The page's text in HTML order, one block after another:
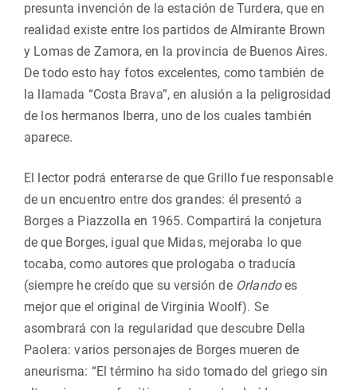
presunta invención de la estación de Turdera, que en
realidad existe entre los partidos de Almirante Brown
y Lomas de Zamora, en la provincia de Buenos Aires.
De todo esto hay fotos excelentes, como también de
la llamada “Costa Brava”, en alusión a la peligrosidad
de los hermanos Iberra, uno de los cuales también
aparece.
El lector podrá enterarse de que Grillo fue responsable
de un encuentro entre dos grandes: él presentó a
Borges a Piazzolla en 1965. Compartirá la conjetura
de que Borges, igual que Midas, mejoraba lo que
tocaba, como autores que prologaba o traducía
(siempre he creído que su versión de Orlandoes
mejor que el original de Virginia Woolf). Se
asombrará con la regularidad que descubre Della
Paolera: varios personajes de Borges mueren de
aneurisma: “El término ha sido tomado del griego sin